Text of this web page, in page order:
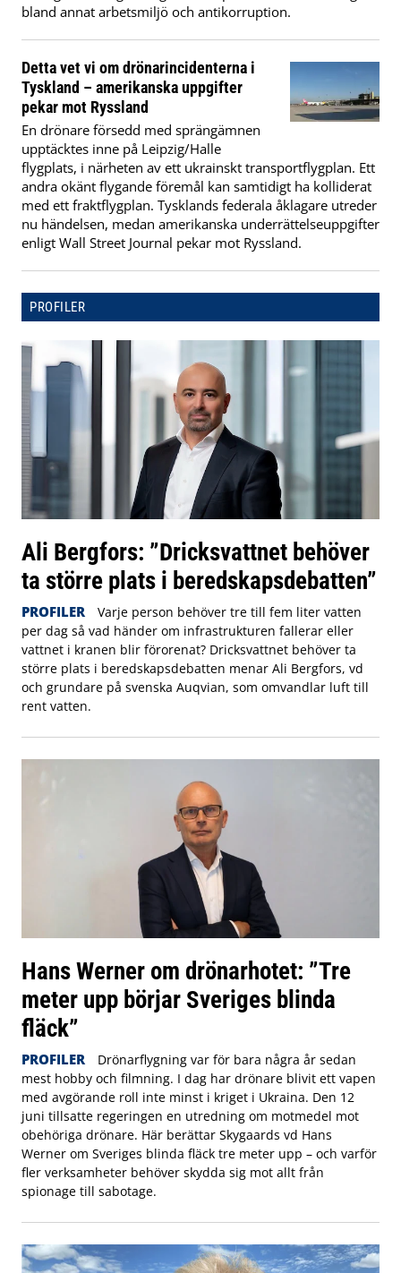
bland annat arbetsmiljö och antikorruption.
Detta vet vi om drönarincidenterna i
Tyskland – amerikanska uppgifter
pekar mot Ryssland
En drönare försedd med sprängämnen
upptäcktes inne på Leipzig/Halle
flygplats, i närheten av ett ukrainskt transportflygplan. Ett
andra okänt flygande föremål kan samtidigt ha kolliderat
med ett fraktflygplan. Tysklands federala åklagare utreder
nu händelsen, medan amerikanska underrättelseuppgifter
enligt Wall Street Journal pekar mot Ryssland.
PROFILER
Ali Bergfors: ”Dricksvattnet behöver
ta större plats i beredskapsdebatten”
PROFILER
Varje person behöver tre till fem liter vatten
per dag så vad händer om infrastrukturen fallerar eller
vattnet i kranen blir förorenat? Dricksvattnet behöver ta
större plats i beredskapsdebatten menar Ali Bergfors, vd
och grundare på svenska Auqvian, som omvandlar luft till
rent vatten.
Hans Werner om drönarhotet: ”Tre
meter upp börjar Sveriges blinda
fläck”
PROFILER
Drönarflygning var för bara några år sedan
mest hobby och filmning. I dag har drönare blivit ett vapen
med avgörande roll inte minst i kriget i Ukraina. Den 12
juni tillsatte regeringen en utredning om motmedel mot
obehöriga drönare. Här berättar Skygaards vd Hans
Werner om Sveriges blinda fläck tre meter upp – och varför
fler verksamheter behöver skydda sig mot allt från
spionage till sabotage.